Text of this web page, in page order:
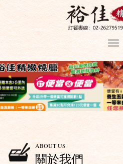
ABOUT US
關於我們